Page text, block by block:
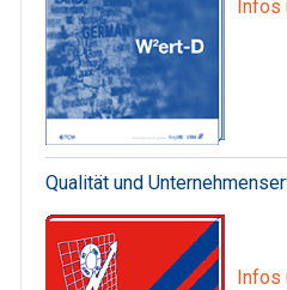
Infos
Qualität und
Infos